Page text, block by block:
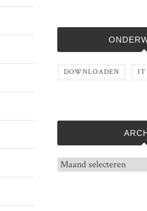
DOWNLOADEN IT
Archief